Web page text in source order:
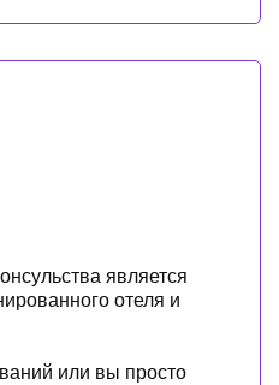
является
отеля и
или вы просто